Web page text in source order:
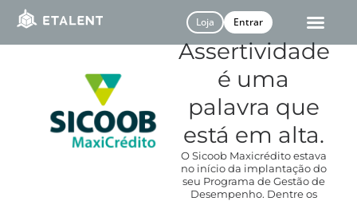
Loja Entrar
Assertividade
é uma
palavra que
está em alta.
O Sicoob Maxicrédito estava
no início da implantação do
seu Programa de Gestão de
Desempenho. Dentre os